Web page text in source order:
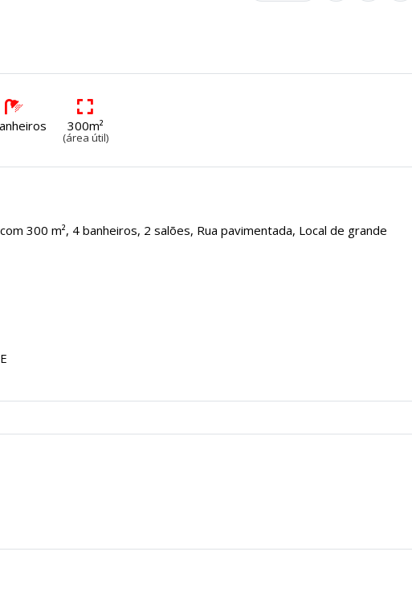
300m²
(área útil)
300 m², 4 banheiros, 2 salões, Rua pavimentada, Local de grande